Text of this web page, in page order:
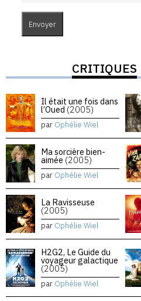
CRITIQUES
Il était une fois dans
l’Oued (2005)
par Ophélie Wiel
Ma sorcière bien-
aimée (2005)
par Ophélie Wiel
La Ravisseuse
(2005)
par Ophélie Wiel
H2G2, Le Guide du
voyageur galactique
(2005)
par Ophélie Wiel